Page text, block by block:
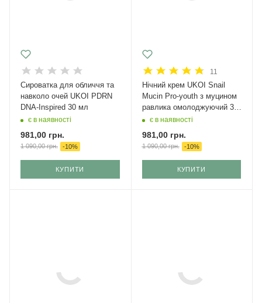
Сироватка для обличчя та
навколо очей UKOI PDRN
DNA-Inspired 30 мл
є в наявності
981,00 грн.
1 090,00грн. -10%
КУПИТИ
11
Нічний крем UKOI Snail
Mucin Pro-youth з муцином
равлика омолоджуючий 30
млє в наявності
981,00грн.
1 090,00грн. -10%
КУПИТИ